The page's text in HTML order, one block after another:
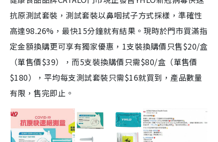
抗原測試套裝，測試套裝以鼻咽拭子方式採樣，準確性
高達98.26%，最快15分鐘就有結果。現時於門市買滿指
定金額換購更可享有獨家優惠，1支裝換購價只售$20/盒
（單售價$39），而5支裝換購價只需$80/盒（單售價
$180），平均每支測試套裝只需$16就買到，產品數量
有限，售完即止。